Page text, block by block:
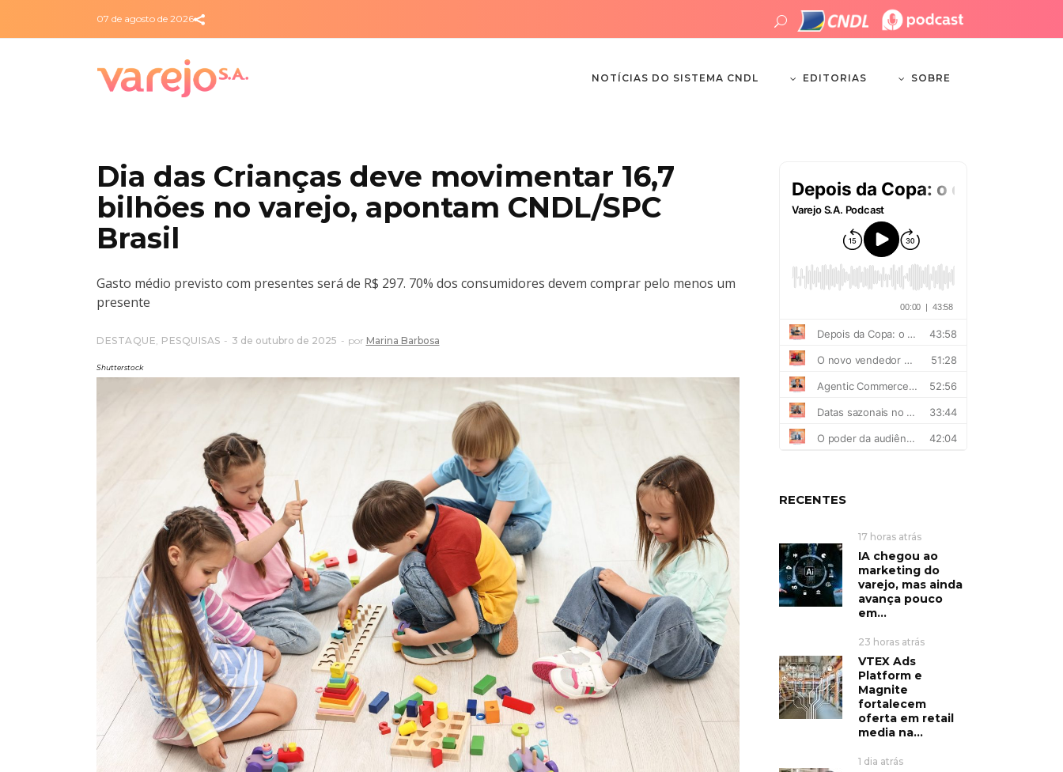
07 de agosto de 2026
NOTÍCIAS DO SISTEMA CNDL EDITORIAS SOBRE
Dia das Crianças deve movimentar 16,7
bilhões no varejo, apontam CNDL/SPC
Brasil
Gasto médio previsto com presentes será de R$ 297. 70% dos consumidores devem comprar pelo menos um
presente
DESTAQUE, PESQUISAS 3 de outubro de 2025 por Marina Barbosa
Shutterstock
RECENTES
17 horas atrás
IA chegou ao
marketing do
varejo, mas ainda
avança pouco
em...
23 horas atrás
VTEX Ads
Platform e
Magnite
fortalecem
oferta em retail
media na...
1 dia atrás